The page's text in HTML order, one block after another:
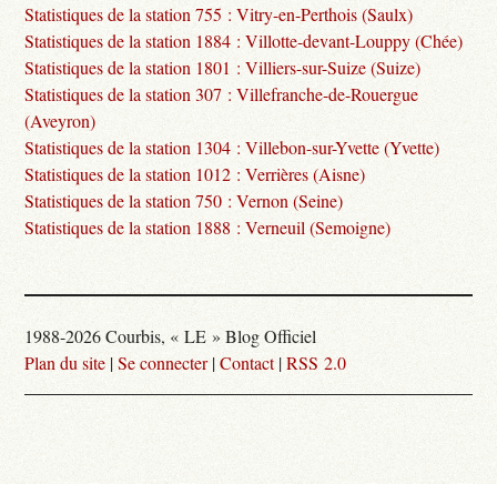
Statistiques de la station 755 : Vitry-en-Perthois (Saulx)
Statistiques de la station 1884 : Villotte-devant-Louppy (Chée)
Statistiques de la station 1801 : Villiers-sur-Suize (Suize)
Statistiques de la station 307 : Villefranche-de-Rouergue
(Aveyron)
Statistiques de la station 1304 : Villebon-sur-Yvette (Yvette)
Statistiques de la station 1012 : Verrières (Aisne)
Statistiques de la station 750 : Vernon (Seine)
Statistiques de la station 1888 : Verneuil (Semoigne)
1988-2026 Courbis, « LE » Blog Officiel
Plan du site |Se connecter|Contact|RSS 2.0